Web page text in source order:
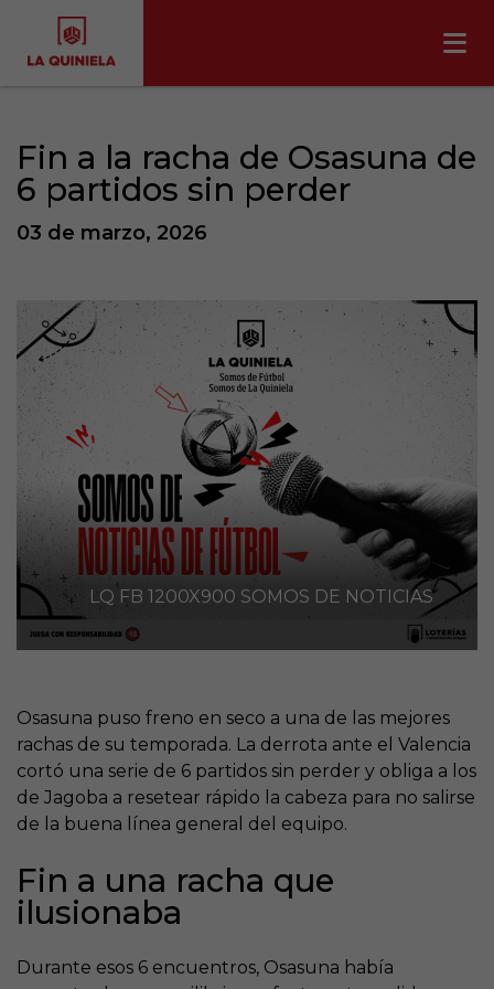
Fin a la racha de Osasuna de
6 partidos sin perder
03 de marzo, 2026
LQ FB 1200X900 SOMOS DE NOTICIAS
Osasuna puso freno en seco a una de las mejores
rachas de su temporada. La derrota ante el Valencia
cortó una serie de 6 partidos sin perder y obliga a los
de Jagoba a resetear rápido la cabeza para no salirse
de la buena línea general del equipo.
Fin a una racha que
ilusionaba
Durante esos 6 encuentros, Osasuna había